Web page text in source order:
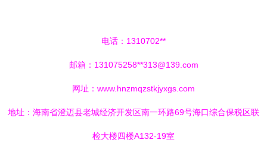
电话：1310702**
邮箱：131075258**313@139.com
网址： www.hnzmqzstkjyxgs.com
地址：海南省澄迈县老城经济开发区南一环路69号海口综合保税区联
检大楼四楼A132-19室